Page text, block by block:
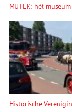
MUTEK: hét
Historische